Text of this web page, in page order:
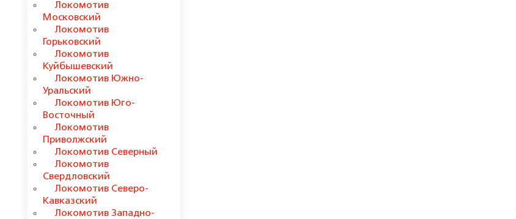
Локомотив
Московский
Локомотив
Горьковский
Локомотив
Куйбышевский
Локомотив Южно-
Уральский
Локомотив Юго-
Восточный
Локомотив
Приволжский
Локомотив Северный
Локомотив
Свердловский
Локомотив Северо-
Кавказский
Локомотив Западно-